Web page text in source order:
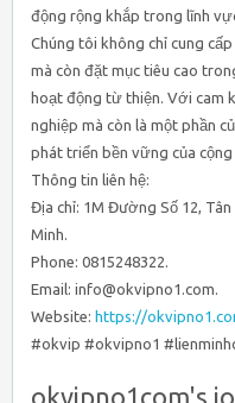
động rộng khắp trong lĩnh
Chúng tôi không chỉ cung
mà còn đặt mục tiêu cao
hoạt động từ thiện. Với cam
nghiệp mà còn là một phần
phát triển bền vững của cộng
Thông tin liên hệ:
Địa chỉ: 1M Đường Số 12, Tân
Minh.
Phone: 0815248322.
Email: info@okvipno1.com.
Website: https://
#okvip #okvipno1
okvipno1com's